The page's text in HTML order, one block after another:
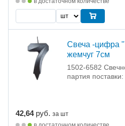
Свеча -цифра
жемчуг 7см
1502-6582
партия
42,64 руб. за шт